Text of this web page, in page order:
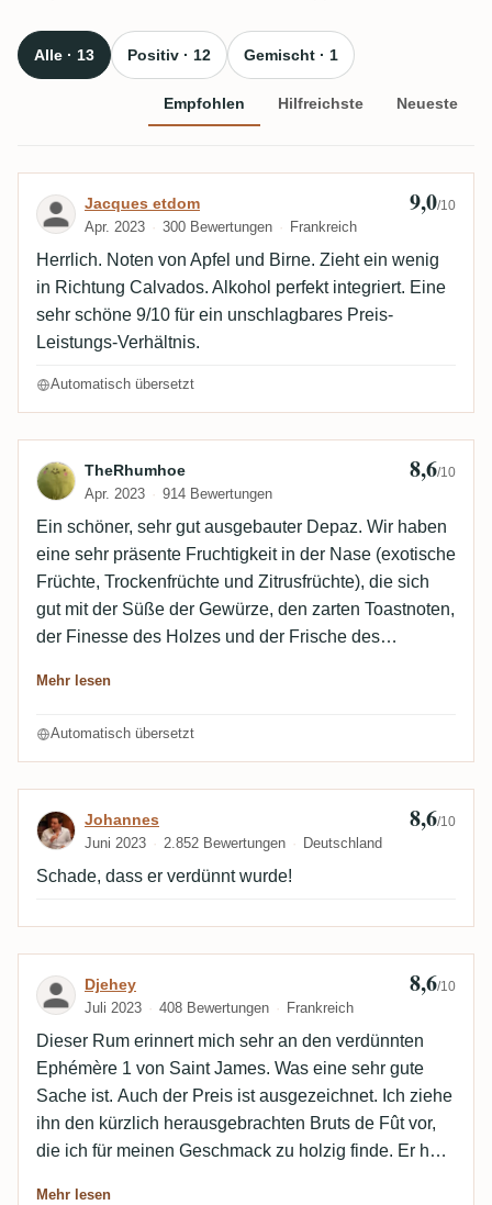
Alle · 13 Positiv · 12 Gemischt · 1
Empfohlen Hilfreichste Neueste
Bewertung von Jacques etdom
Jacques etdom
Apr. 2023 300 Bewertungen Frankreich
9,0/10
Herrlich. Noten von Apfel und Birne. Zieht ein wenig
in Richtung Calvados. Alkohol perfekt integriert. Eine
sehr schöne 9/10 für ein unschlagbares Preis-
Leistungs-Verhältnis.
Automatisch übersetzt
Bewertung von TheRhumhoe
TheRhumhoe
Apr. 2023 914 Bewertungen
8,6/10
Ein schöner, sehr gut ausgebauter Depaz. Wir haben
eine sehr präsente Fruchtigkeit in der Nase (exotische
Früchte, Trockenfrüchte und Zitrusfrüchte), die sich
gut mit der Süße der Gewürze, den zarten Toastnoten,
der Finesse des Holzes und der Frische des
Nase. Im Mund ist der Auftakt etwas trockener und
Trockenfrüchten, wärmeren Gewürzen und einem
ausdrucksstark. Der Abgang mit guter Länge ist noch
wärmer und trockener, mit einer gewissen Bitterkeit.
Die fruchtigen, holzigen und würzigen Noten werden
erhältlich.
Mehr lesen
Automatisch übersetzt
Bewertung von Johannes
Johannes
Juni 2023 2.852 Bewertungen Deutschland
8,6/10
Schade, dass er verdünnt wurde!
Bewertung von Djehey
Djehey
Juli 2023 408 Bewertungen Frankreich
8,6/10
Dieser Rum erinnert mich sehr an den verdünnten
Ephémère 1 von Saint James. Was eine sehr gute
Sache ist. Auch der Preis ist ausgezeichnet. Ich ziehe
ihn den kürzlich herausgebrachten Bruts de Fût vor,
die ich für meinen Geschmack zu holzig finde. Er hat
Mehr lesen